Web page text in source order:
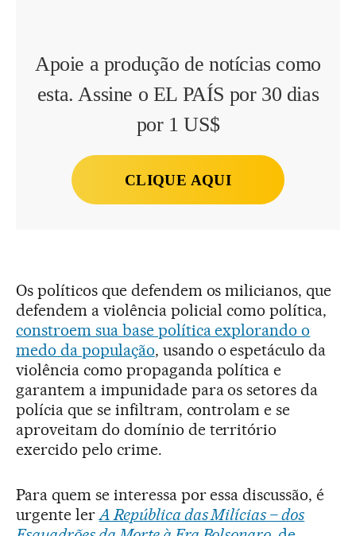
Apoie a produção de notícias como
esta. Assine o EL PAÍS por 30 dias
por 1 US$
CLIQUE AQUI
Os políticos que defendem os milicianos, que
defendem a violência policial como política,
constroem sua base política explorando o
medo da população, usando o espetáculo da
violência como propaganda política e
garantem a impunidade para os setores da
polícia que se infiltram, controlam e se
aproveitam do domínio de território
exercido pelo crime.
Para quem se interessa por essa discussão, é
urgente lerA República das Milícias – dos